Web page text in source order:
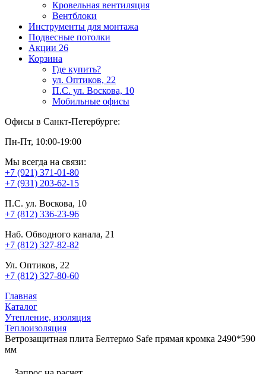
Кровельная вентиляция
Вентблоки
Инструменты для монтажа
Подвесные потолки
Акции 26
Корзина
Где купить?
ул. Оптиков, 22
П.С. ул. Воскова, 10
Мобильные офисы
Офисы в Санкт-Петербурге:
Пн-Пт, 10:00-19:00
Мы всегда на связи:
+7 (921) 371-01-80
+7 (931) 203-62-15
П.С. ул. Воскова, 10
+7 (812) 336-23-96
Наб. Обводного канала, 21
+7 (812) 327-82-82
Ул. Оптиков, 22
+7 (812) 327-80-60
Главная
Каталог
Утепление, изоляция
Теплоизоляция
Ветрозащитная плита Белтермо Safe прямая кромка 2490*590
мм